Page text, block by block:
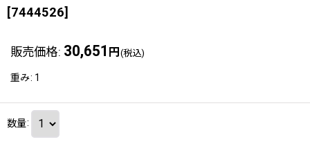
[7444526]
販売価格: 30,651 円 (税込)
重み: 1
数量: